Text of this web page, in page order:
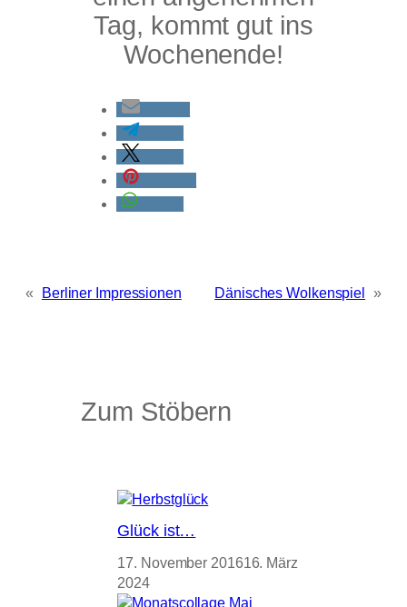
Tag, kommt gut ins
Wochenende!
« Berliner Impressionen Dänisches Wolkenspiel »
Zum Stöbern
Glück ist…
17. November 201616. März
2024